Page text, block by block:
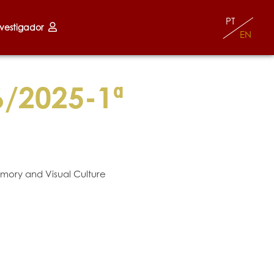
EN
PT
2025-1ª
and Visual Culture